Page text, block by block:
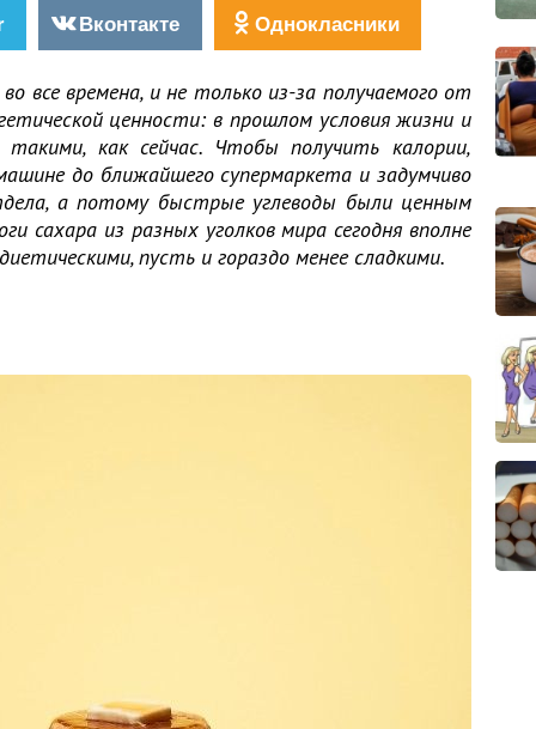
Вконтакте Однокласники
все времена, и не только из-за получаемого от
ценности: в прошлом условия жизни и
как сейчас. Чтобы получить калории,
до ближайшего супермаркета и задумчиво
а потому быстрые углеводы были ценным
сахара из разных уголков мира сегодня вполне
пусть и гораздо менее сладкими.